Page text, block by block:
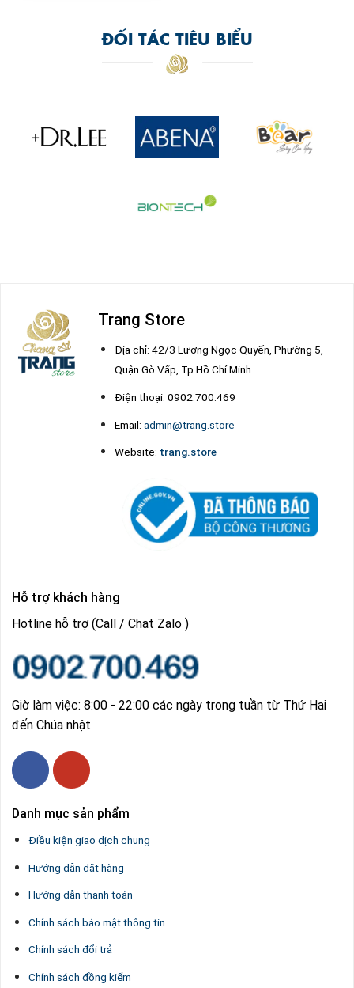
ĐỐI TÁC TIÊU BIỂU
Trang Store
Địa chỉ: 42/3 Lương Ngọc Quyến, Phường 5,
Quận Gò Vấp, Tp Hồ Chí Minh
Điện thoại: 0902.700.469
Email:admin@trang.store
Website: trang.store
Hỗ trợ khách hàng
Hotline hỗ trợ (Call / Chat Zalo )
Giờ làm việc: 8:00 - 22:00 các ngày trong tuần từ Thứ Hai
đến Chúa nhật
Danh mục sản phẩm
Điều kiện giao dịch chung
Hướng dẫn đặt hàng
Hướng dẫn thanh toán
Chính sách bảo mật thông tin
Chính sách đổi trả
Chính sách đồng kiểm